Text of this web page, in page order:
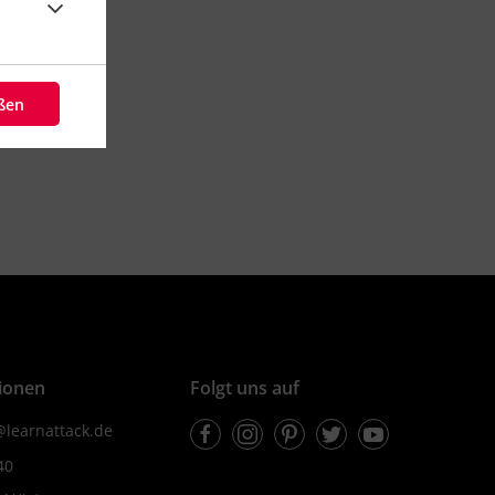
Folgt uns auf
FacebookInstagramPinterestTwitterYoutube